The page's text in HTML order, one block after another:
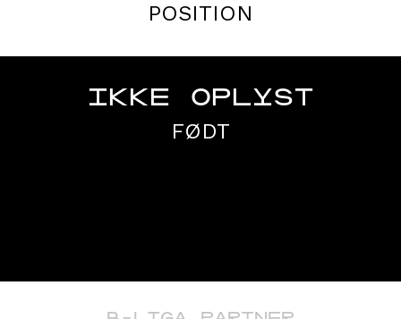
POSITION
IKKE OPLYST
FØDT